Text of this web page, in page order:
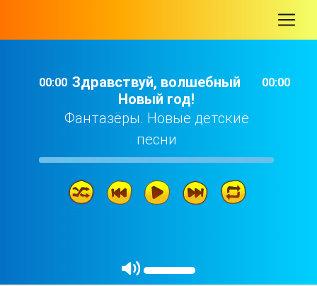
00:00 Здравствуй, волшебный
Новый год!
Фантазёры. Новые детские
песни
00:00